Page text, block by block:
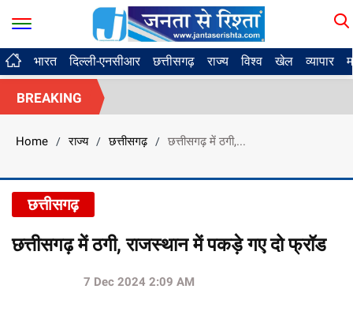
भारत दिल्ली-एनसीआर छत्तीसगढ़ राज्य विश्व खेल व्यापार
BREAKING
Home / राज्य / छत्तीसगढ़ / छत्तीसगढ़ में ठगी,...
छत्तीसगढ़
छत्तीसगढ़ में ठगी, राजस्थान में पकड़े गए दो फ्रॉड
7 Dec 2024 2:09 AM